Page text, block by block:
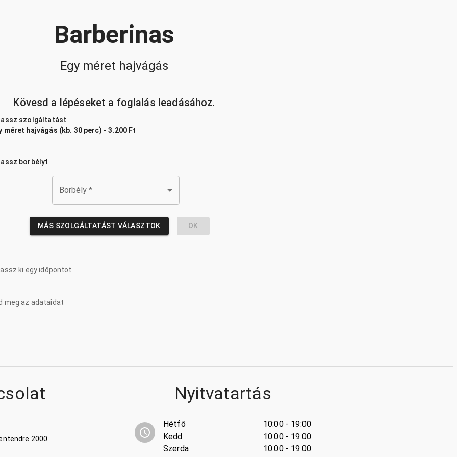
Barberinas
Egy méret hajvágás
Kövesd a lépéseket a foglalás leadásához.
szolgáltatást
méret hajvágás (kb. 30 perc) - 3.200 Ft
borbélyt
Borbély *
MÁS SZOLGÁLTATÁST VÁLASZTOK OK
ki egy időpontot
meg az adataidat
2000
Nyitvatartás
Hétfő
Kedd
Szerda
10:00 - 19:00
10:00 - 19:00
10:00 - 19:00